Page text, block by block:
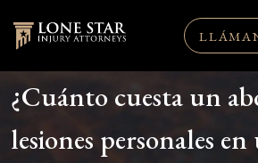
¿Cuánto cuesta un
lesiones personales